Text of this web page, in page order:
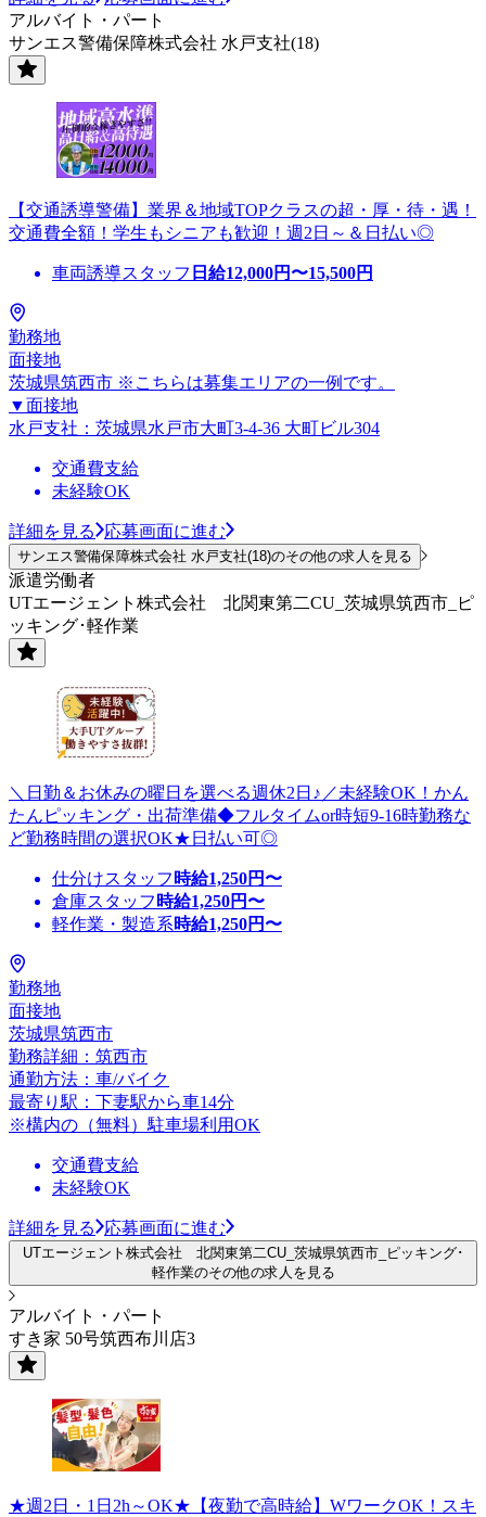
アルバイト・パート
サンエス警備保障株式会社 水戸支社(18)
【交通誘導警備】業界＆地域TOPクラスの超・厚・待・遇！
交通費全額！学生もシニアも歓迎！週2日～＆日払い◎
車両誘導スタッフ 日給12,000円〜15,500円
勤務地
面接地
茨城県筑西市 ※こちらは募集エリアの一例です。
▼面接地
水戸支社：茨城県水戸市大町3-4-36 大町ビル304
交通費支給
未経験OK
詳細を見る 応募画面に進む
サンエス警備保障株式会社 水戸支社(18)のその他の求人を見る
派遣労働者
UTエージェント株式会社 北関東第二CU_茨城県筑西市_ピ
ッキング･軽作業
＼日勤＆お休みの曜日を選べる週休2日♪／未経験OK！かん
たんピッキング・出荷準備◆フルタイムor時短9-16時勤務な
ど勤務時間の選択OK★日払い可◎
仕分けスタッフ 時給1,250円〜
倉庫スタッフ 時給1,250円〜
軽作業・製造系時給1,250円〜
勤務地
面接地
茨城県筑西市
勤務詳細：筑西市
通勤方法：車/バイク
最寄り駅：下妻駅から車14分
※構内の（無料）駐車場利用OK
交通費支給
未経験OK
詳細を見る 応募画面に進む
UTエージェント株式会社 北関東第二CU_茨城県筑西市_ピッキング･
軽作業のその他の求人を見る
アルバイト・パート
すき家 50号筑西布川店3
★週2日・1日2h～OK★【夜勤で高時給】WワークOK！スキ